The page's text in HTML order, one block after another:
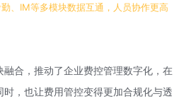
、IM等多模块数据互通，人员协作更高
合，推动了企业费控管理数字化，在
，也让费用管控变得更加合规化与透